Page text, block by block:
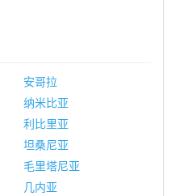
安哥拉
纳米比亚
利比里亚
坦桑尼亚
毛里塔尼亚
几内亚